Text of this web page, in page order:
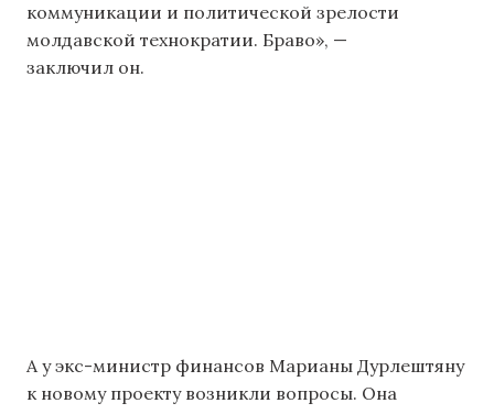
коммуникации и политической зрелости
молдавской технократии. Браво», —
заключил он.
А у экс-министр финансов Марианы Дурлештяну
к новому проекту возникли вопросы. Она